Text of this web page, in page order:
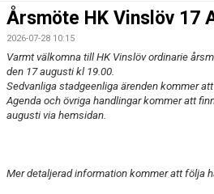
BILDGALLERI
DOKUMENT
MATCHER
BLI MEDLEM!
Årsmöte HK Vinslöv 17
2026-07-28 10:15
Varmt välkomna till HK Vinslöv ordinarie
den 17 augusti kl 19.00.
Sedvanliga stadgeenliga ärenden kommer
Agenda och övriga handlingar kommer att
augusti via hemsidan.
Mer detaljerad information kommer att följa